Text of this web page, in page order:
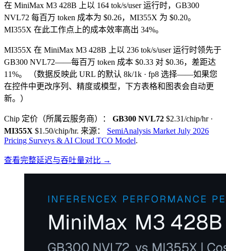
在 MiniMax M3 428B 上以 164 tok/s/user 运行时，GB300
NVL72 每百万 token 成本为 $0.26，MI355X 为 $0.20。
MI355X 在此工作点上的成本效率高出 34%。
MI355X 在 MiniMax M3 428B 上以 236 tok/s/user 运行时领先于
GB300 NVL72——每百万 token 成本 $0.33 对 $0.36，差距达
11%。
（数据反映此 URL 的默认 8k/1k · fp8 选择——如果您
在控件中更改序列、精度或模型，下方表格和图表会自动更
新。）
Chip 定价（所属云服务商）： GB300 NVL72 $2.31/chip/hr·
MI355X $1.50/chip/hr. 来源：
SemiAnalysis Market July 2026
Pricing Surveys & AI Cloud TCO Model.
查看完整延迟与吞吐量对比 →